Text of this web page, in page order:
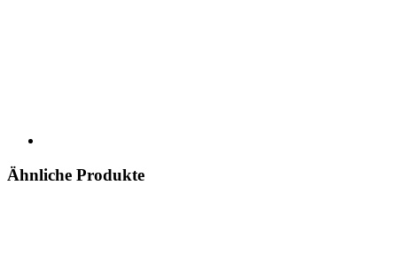
Ähnliche Produkte